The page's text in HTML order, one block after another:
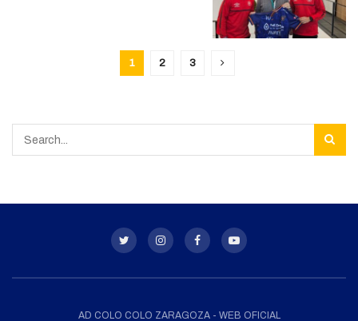
1 2 3
AD COLO COLO ZARAGOZA - WEB OFICIAL